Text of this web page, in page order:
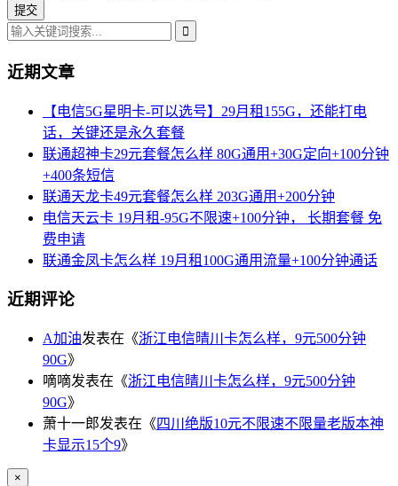
近期文章
【电信5G星明卡-可以选号】29月租155G，还能打电
话，关键还是永久套餐
联通超神卡29元套餐怎么样 80G通用+30G定向+100分钟
+400条短信
联通天龙卡49元套餐怎么样 203G通用+200分钟
电信天云卡 19月租-95G不限速+100分钟， 长期套餐 免
费申请
联通金凤卡怎么样 19月租100G通用流量+100分钟通话
近期评论
A加油发表在《浙江电信晴川卡怎么样，9元500分钟
90G》
嘀嘀发表在《浙江电信晴川卡怎么样，9元500分钟
90G》
萧十一郎发表在《四川绝版10元不限速不限量老版本神
卡显示15个9》
×